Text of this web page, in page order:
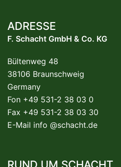
ADRESSE
F. Schacht GmbH & Co. KG
Bültenweg 48
38106 Braunschweig
Germany
Fon +49 531-2 38 03 0
Fax +49 531-2 38 03 30
E-Mail info @schacht.de
RUND UM SCHACHT